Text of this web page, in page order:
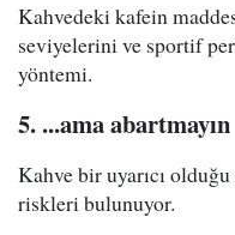
Kahvedeki kafein
seviyelerini ve sportif
yöntemi.
5. ...ama abartmayın
Kahve bir uyarıcı
riskleri bulunuyor.